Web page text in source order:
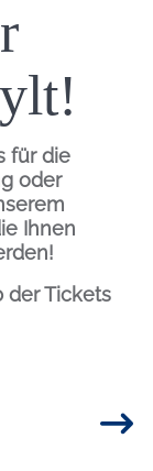
für die
oder
Ihnen
der Tickets